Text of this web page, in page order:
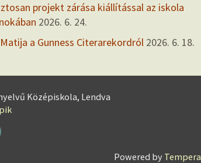
projekt zárása kiállítással az iskola
2026. 6. 24.
a Gunness Citerarekordról 2026. 6. 18.
Középiskola, Lendva
Powered by Tempera